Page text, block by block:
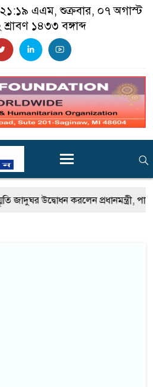
এএম, শুক্রবার, ০৭ অগাস্ট
১৪৩৩ বঙ্গাব্দ
উদ্বোধন করলেন প্রধানমন্ত্রী, পাশে